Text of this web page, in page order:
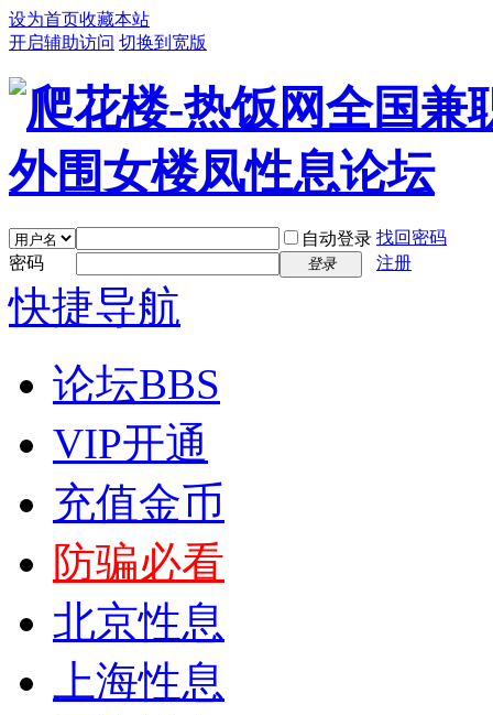
设为首页收藏本站
开启辅助访问 切换到宽版
自动登录 找回密码
密码
登录 注册
快捷导航
论坛BBS
VIP开通
充值金币
防骗必看
北京性息
上海性息